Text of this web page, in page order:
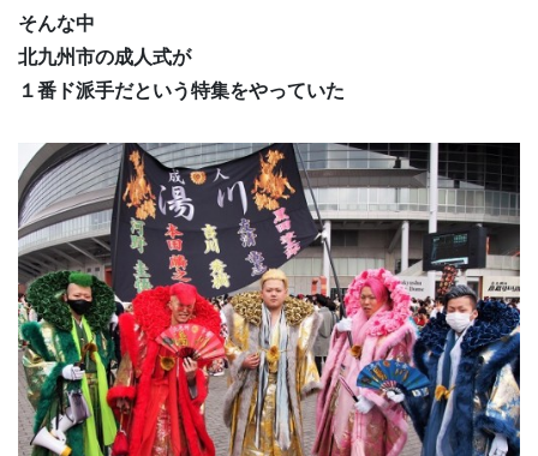
そんな中
北九州市の成人式が
１番ド派手だという特集をやっていた